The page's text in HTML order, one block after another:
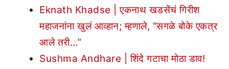
Eknath Khadse | एकनाथ खडसेंचं गिरीश
महाजनांना खुलं आव्हान; म्हणाले, “सगळे बोके एकत्र
आले तरी…”
Sushma Andhare | शिंदे गटाचा मोठा डाव!